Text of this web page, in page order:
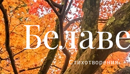
Стихотворения